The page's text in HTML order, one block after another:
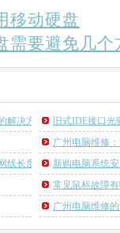
移动硬盘
需要避免几个
解决方法
旧式IDE接口
广州电脑维修
线长度的计算方法新购电脑系统
常见鼠标故障
广州电脑维修